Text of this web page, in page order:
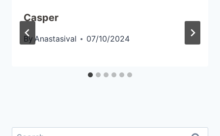
Casper
By Anastasival 07/10/2024